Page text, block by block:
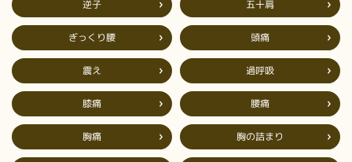
逆子 五十肩
ぎっくり腰 頭痛
震え 過呼吸
膝痛 腰痛
胸痛 胸の詰まり